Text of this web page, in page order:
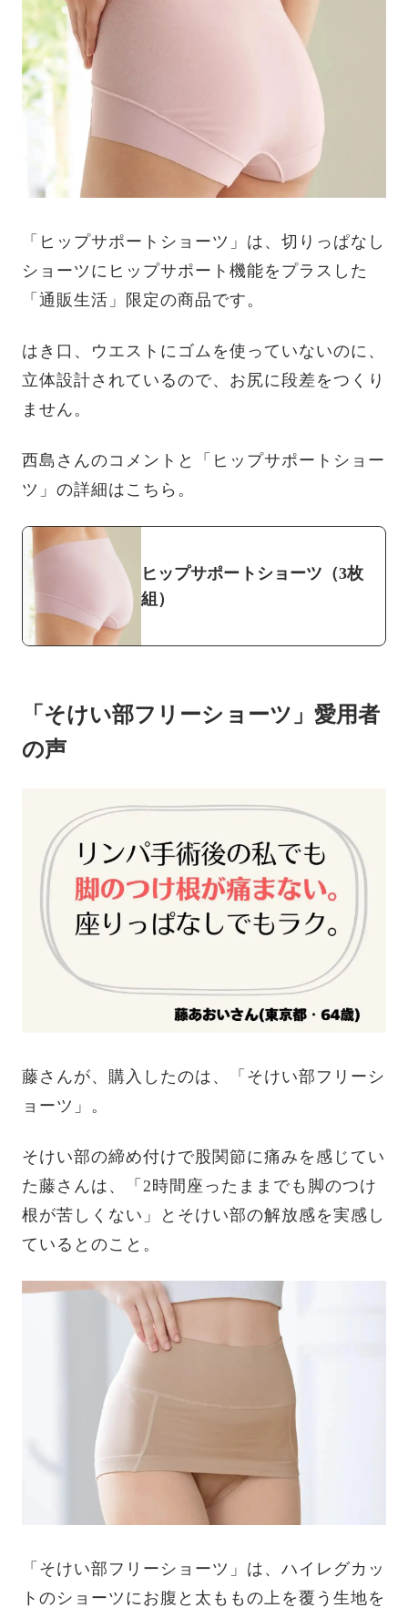
「ヒップサポートショーツ」は、切りっぱなし
ショーツにヒップサポート機能をプラスした
「通販生活」限定の商品です。
はき口、ウエストにゴムを使っていないのに、
立体設計されているので、お尻に段差をつくり
ません。
西島さんのコメントと「ヒップサポートショー
ツ」の詳細はこちら。
ヒップサポートショーツ（3枚
組）
「そけい部フリーショーツ」愛用者
の声
藤さんが、購入したのは、「そけい部フリーシ
ョーツ」。
そけい部の締め付けで股関節に痛みを感じてい
た藤さんは、「2時間座ったままでも脚のつけ
根が苦しくない」とそけい部の解放感を実感し
ているとのこと。
「そけい部フリーショーツ」は、ハイレグカッ
トのショーツにお腹と太ももの上を覆う生地を